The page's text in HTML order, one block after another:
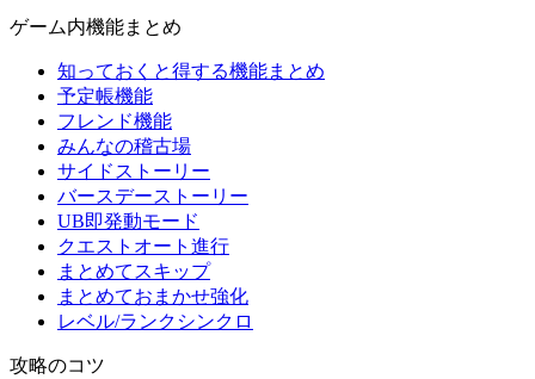
ゲーム内機能まとめ
知っておくと得する機能まとめ
予定帳機能
フレンド機能
みんなの稽古場
サイドストーリー
バースデーストーリー
UB即発動モード
クエストオート進行
まとめてスキップ
まとめておまかせ強化
レベル/ランクシンクロ
攻略のコツ